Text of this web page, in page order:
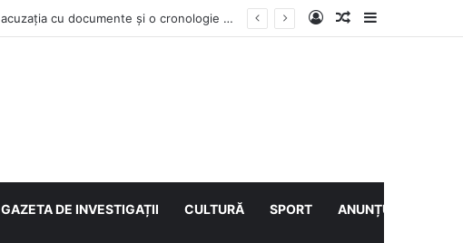
Contractul Climatic continuă prin Compania de Apă? Haritina Craița își susține acuzația cu documente și o cronologie a deciziilor Log InArticol aleatoriu
Sidebar
GAZETA DE INVESTIGAȚII CULTURĂ SPORT ANUNȚURI